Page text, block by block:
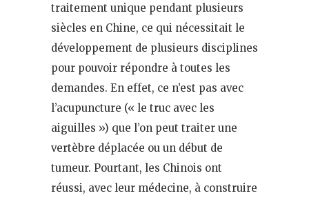
traitement unique pendant plusieurs
siècles en Chine, ce qui nécessitait le
développement de plusieurs disciplines
pour pouvoir répondre à toutes les
demandes. En effet, ce n’est pas avec
l’acupuncture (« le truc avec les
aiguilles ») que l’on peut traiter une
vertèbre déplacée ou un début de
tumeur. Pourtant, les Chinois ont
réussi, avec leur médecine, à construire